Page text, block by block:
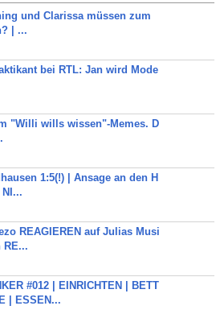
und Clarissa müssen zum
| ...
bei RTL: Jan wird Mode
"Willi wills wissen"-Memes. D
1:5(!) | Ansage an den H
REAGIEREN auf Julias Musi
RE...
#012 | EINRICHTEN | BETT
| ESSEN...